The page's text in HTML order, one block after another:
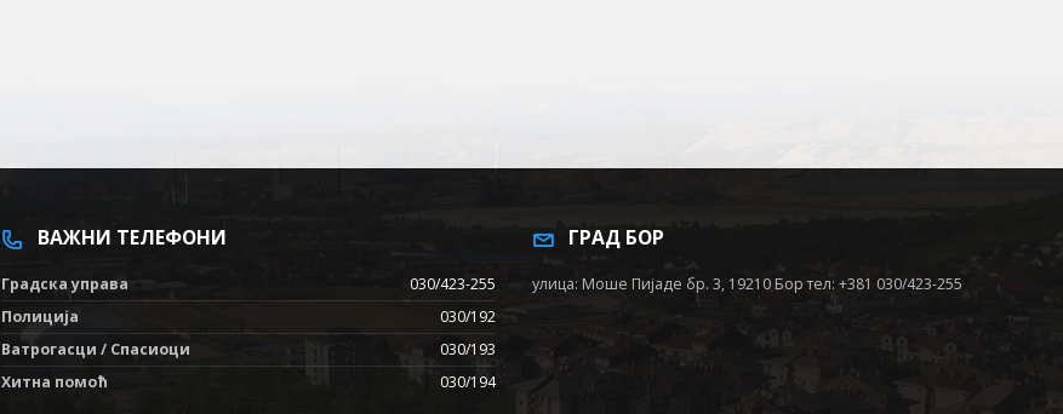
ВАЖНИ ТЕЛЕФОНИ
Градска управа
030/423-255
Полиција
030/192
Ватрогасци / Спасиоци
030/193
Хитна помоћ
030/194
ГРАД БОР
улица: Моше Пијаде бр. 3, 19210 Бор тел: +381 030/423-255